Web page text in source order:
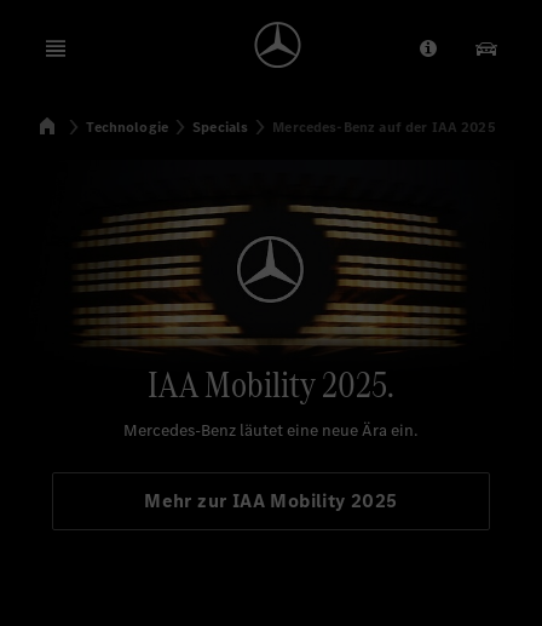
Open menu Anbieter/
SuchenStartseite
Technologie Specials Mercedes-Benz auf der IAA 2025
IAA Mobility 2025.
Mercedes-Benz läutet eine neue Ära ein.
Mehr zur IAA Mobility 2025